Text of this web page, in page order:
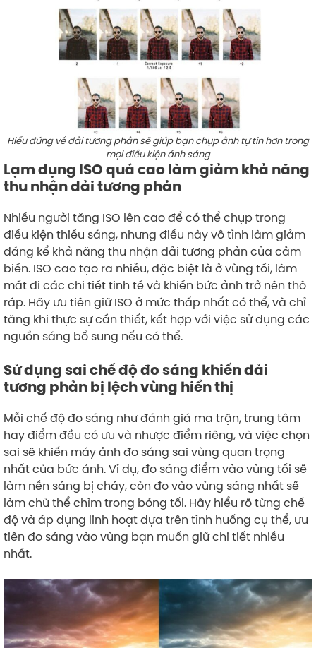
Hiểu đúng về dải tương phản sẽ giúp bạn chụp ảnh tự tin hơn trong
mọi điều kiện ánh sáng
Lạm dụng ISO quá cao làm giảm khả năng
thu nhận dải tương phản
Nhiều người tăng ISO lên cao để có thể chụp trong
điều kiện thiếu sáng, nhưng điều này vô tình làm giảm
đáng kể khả năng thu nhận dải tương phản của cảm
biến. ISO cao tạo ra nhiễu, đặc biệt là ở vùng tối, làm
mất đi các chi tiết tinh tế và khiến bức ảnh trở nên thô
ráp. Hãy ưu tiên giữ ISO ở mức thấp nhất có thể, và chỉ
tăng khi thực sự cần thiết, kết hợp với việc sử dụng các
nguồn sáng bổ sung nếu có thể.
Sử dụng sai chế độ đo sáng khiến dải
tương phản bị lệch vùng hiển thị
Mỗi chế độ đo sáng như đánh giá ma trận, trung tâm
hay điểm đều có ưu và nhược điểm riêng, và việc chọn
sai sẽ khiến máy ảnh đo sáng sai vùng quan trọng
nhất của bức ảnh. Ví dụ, đo sáng điểm vào vùng tối sẽ
làm nền sáng bị cháy, còn đo vào vùng sáng nhất sẽ
làm chủ thể chìm trong bóng tối. Hãy hiểu rõ từng chế
độ và áp dụng linh hoạt dựa trên tình huống cụ thể, ưu
tiên đo sáng vào vùng bạn muốn giữ chi tiết nhiều
nhất.